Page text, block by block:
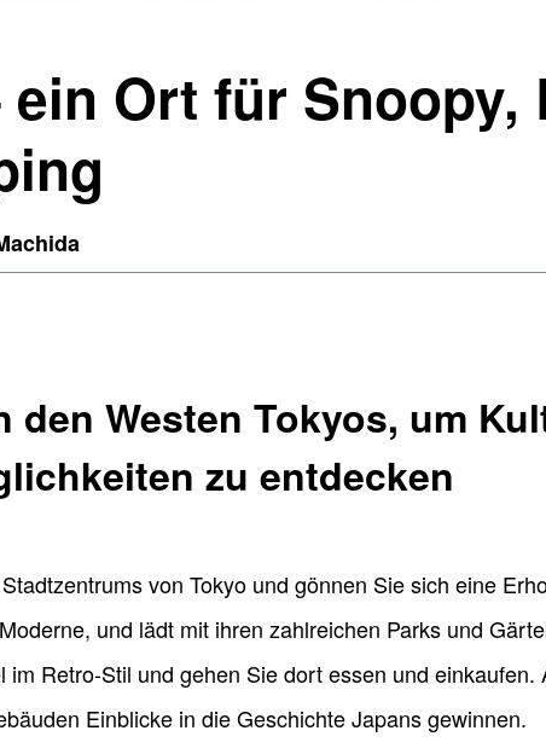
ein Ort für
den Westen Tokyos, um
zu entdecken
von Tokyo und gönnen Sie sich eine
und lädt mit ihren zahlreichen Parks und
im Retro-Stil und gehen Sie dort essen und
Einblicke in die Geschichte Japans gewinnen.